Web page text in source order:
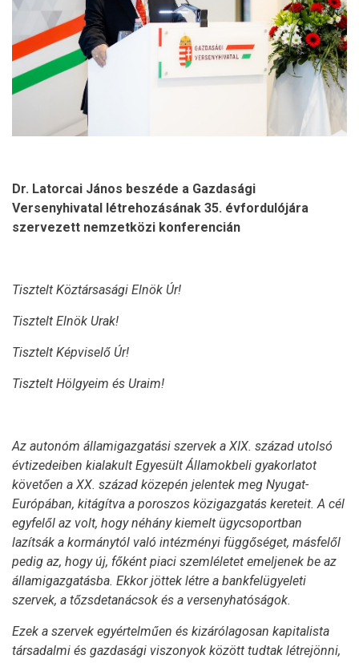
Dr. Latorcai János beszéde a Gazdasági
Versenyhivatal létrehozásának 35. évfordulójára
szervezett nemzetközi konferencián
Tisztelt Köztársasági Elnök Úr!
Tisztelt Elnök Urak!
Tisztelt Képviselő Úr!
Tisztelt Hölgyeim és Uraim!
Az autonóm államigazgatási szervek a XIX. század utolsó
évtizedeiben kialakult Egyesült Államokbeli gyakorlatot
követően a XX. század közepén jelentek meg Nyugat-
Európában, kitágítva a poroszos közigazgatás kereteit. A cél
egyfelől az volt, hogy néhány kiemelt ügycsoportban
lazítsák a kormánytól való intézményi függőséget, másfelől
pedig az, hogy új, főként piaci szemléletet emeljenek be az
államigazgatásba. Ekkor jöttek létre a bankfelügyeleti
szervek, a tőzsdetanácsok és a versenyhatóságok.
Ezek a szervek egyértelműen és kizárólagosan kapitalista
társadalmi és gazdasági viszonyok között tudtak létrejönni,